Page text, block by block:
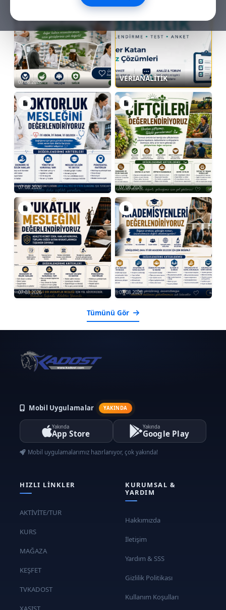
07.08.2026 VERİANALİTİK
07.08.2026 07.08.2026
07.08.2026 07.08.2026
Tümünü Gör
Mobil Uygulamalar YAKINDA
Yakında
App Store
Yakında
Google Play
Mobil uygulamalarımız hazırlanıyor, çok yakında!
HIZLI LINKLER
AKTİVİTE/TUR
KURS
MAĞAZA
KEŞFET
TVKADOST
KURUMSAL &
YARDIM
Hakkımızda
İletişim
Yardım & SSS
Gizlilik Politikası
Kullanım Koşulları